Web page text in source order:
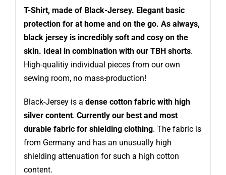
T-Shirt, made of Black-Jersey. Elegant basic
protection for at home and on the go. As always,
black jersey is incredibly soft and cosy on the
skin. Ideal in combination with our TBH shorts.
High-qualitiy individual pieces from our own
sewing room, no mass-production!
Black-Jersey is a dense cotton fabric with high
silver content. Currently our best and most
durable fabric for shielding clothing. The fabric is
from Germany and has an unusually high
shielding attenuation for such a high cotton
content.